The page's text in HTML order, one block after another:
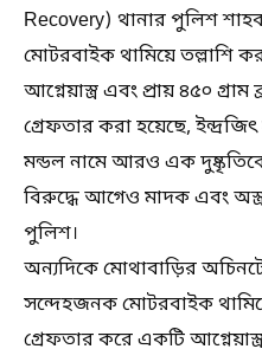
Recovery) থানার পুলিশ
মোটরবাইক থামিয়ে তল্লাশি
আগ্নেয়াস্ত্র এবং প্রায় ৪৫০
গ্রেফতার করা হয়েছে,
মন্ডল নামে আরও এক
বিরুদ্ধে আগেও মাদক এবং
পুলিশ।
অন্যদিকে মোথাবাড়ির
সন্দেহজনক মোটরবাইক
গ্রেফতার করে একটি